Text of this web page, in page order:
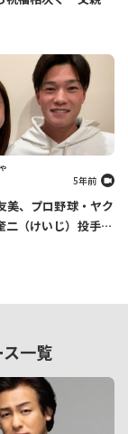
「父からのお願い
なさい。」
5年前
美、プロ野球・ヤク
二（けいじ）投手と
祝福の声の一方
注目も…
一覧